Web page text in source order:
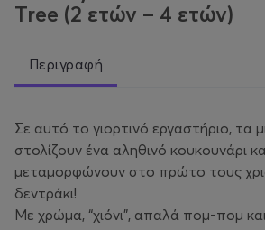
Tree (2 ετών – 4 ετών)
Περιγραφή
Σε αυτό το γιορτινό εργαστήριο, τα
στολίζουν ένα αληθινό κουκουνάρι
μεταμορφώνουν στο πρώτο τους
δεντράκι!
Με χρώμα, “χιόνι”, απαλά πομ-πομ